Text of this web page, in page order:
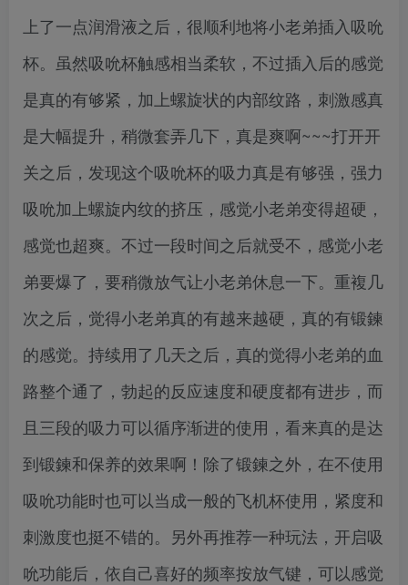
上了一点润滑液之后，很顺利地将小老弟插入吸吮
杯。虽然吸吮杯触感相当柔软，不过插入后的感觉
是真的有够紧，加上螺旋状的内部纹路，刺激感真
是大幅提升，稍微套弄几下，真是爽啊~~~打开开
关之后，发现这个吸吮杯的吸力真是有够强，强力
吸吮加上螺旋内纹的挤压，感觉小老弟变得超硬，
感觉也超爽。不过一段时间之后就受不，感觉小老
弟要爆了，要稍微放气让小老弟休息一下。重複几
次之后，觉得小老弟真的有越来越硬，真的有锻鍊
的感觉。持续用了几天之后，真的觉得小老弟的血
路整个通了，勃起的反应速度和硬度都有进步，而
且三段的吸力可以循序渐进的使用，看来真的是达
到锻鍊和保养的效果啊！除了锻鍊之外，在不使用
吸吮功能时也可以当成一般的飞机杯使用，紧度和
刺激度也挺不错的。另外再推荐一种玩法，开启吸
吮功能后，依自己喜好的频率按放气键，可以感觉